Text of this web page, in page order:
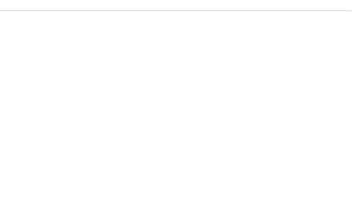
de bain privative.
immatriculé au RSAC de BORDEAUX sous le numéro